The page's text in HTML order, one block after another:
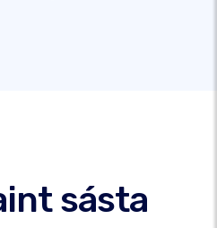
sásta